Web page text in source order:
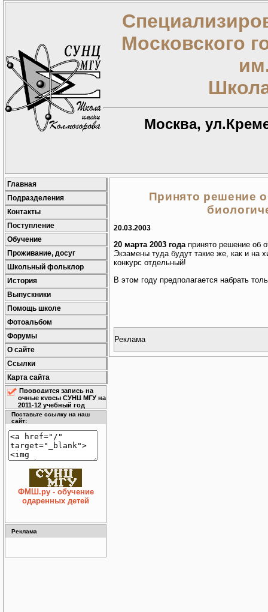
Московского
Москва,
Главная
Подразделения
Контакты
Поступление
Обучение
Проживание, досуг
Школьный фольклор
История
Выпускники
Помощь школе
Фотоальбом
Форумы
О сайте
Ссылки
Карта сайта
Проводится запись на
очные курсы СУНЦ МГУ на
2011-12 учебный год
Поставьте ссылку на наш
сайт:
ФМШ.ру - обучение
одаренных детей
Реклама
Принято решение
20.03.2003
20 марта 2003 годапринято решение об
Экзамены туда будут такие же, как и на
конкурс отдельный!
В этом году предполагается набрать
Реклама